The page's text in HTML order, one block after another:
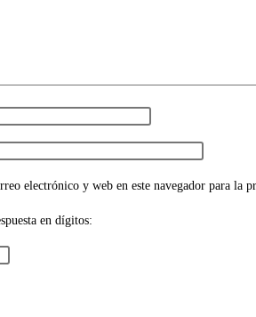
electrónico y web en este navegador para la
en dígitos: